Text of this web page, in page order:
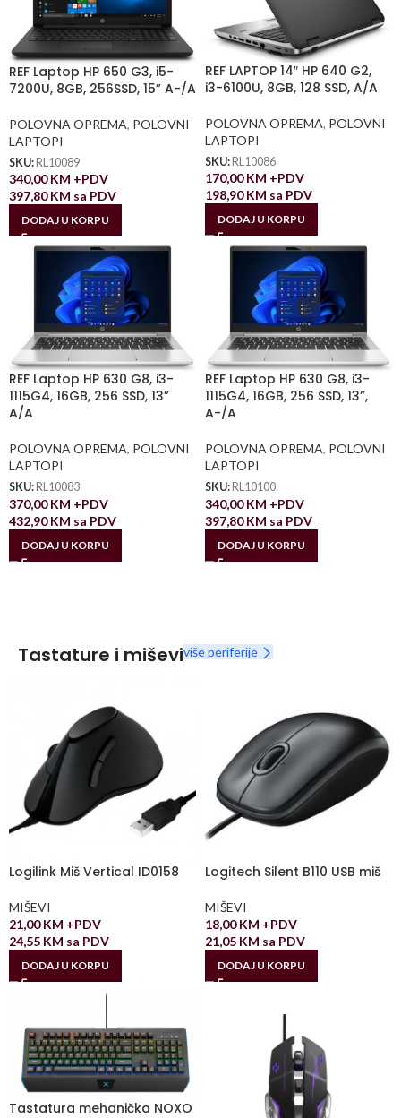
REF Laptop HP 650 G3, i5-
7200U, 8GB, 256SSD, 15” A-/A
POLOVNA OPREMA, POLOVNI
LAPTOPI
SKU: RL10089
340,00KM +PDV
397,80KM sa PDV
DODAJ U KORPU
REF LAPTOP 14″ HP 640 G2,
i3-6100U, 8GB, 128 SSD, A/A
POLOVNA OPREMA, POLOVNI
LAPTOPI
SKU: RL10086
170,00KM +PDV
198,90KM sa PDV
DODAJ U KORPU
REF Laptop HP 630 G8, i3-
1115G4, 16GB, 256 SSD, 13”
A/A
POLOVNA OPREMA, POLOVNI
LAPTOPI
SKU: RL10083
370,00KM +PDV
432,90KM sa PDV
DODAJ U KORPU
REF Laptop HP 630 G8, i3-
1115G4, 16GB, 256 SSD, 13”,
A-/A
POLOVNA OPREMA, POLOVNI
LAPTOPI
SKU: RL10100
340,00KM +PDV
397,80KM sa PDV
DODAJ U KORPU
Tastature i miševiviše periferije
Logilink Miš Vertical ID0158
MIŠEVI
21,00KM +PDV
24,55 KM sa PDV
DODAJ U KORPU
Logitech Silent B110 USB miš
MIŠEVI
18,00KM +PDV
21,05 KM sa PDV
DODAJ U KORPU
Tastatura mehanička NOXO